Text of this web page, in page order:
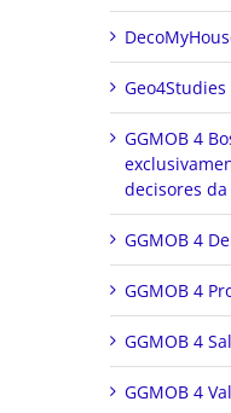
Geo4Studies
GGMOB 4
decisores
GGMOB 4
GGMOB 4
GGMOB 4
GGMOB 4